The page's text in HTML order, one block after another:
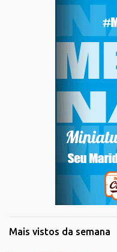
Mais vistos da semana